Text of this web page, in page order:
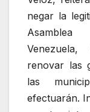
negar la
Asamblea
renovar las
las
efectuarán.